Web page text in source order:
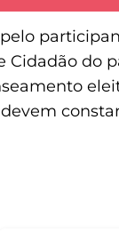
Cidadão do